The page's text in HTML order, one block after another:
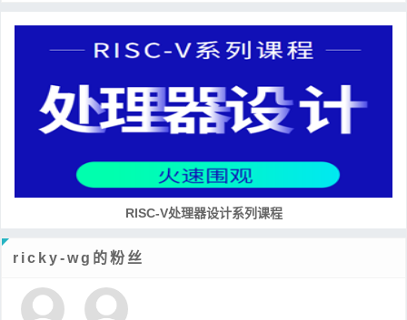
RISC-V处理器设计系列课程
ricky-wg的粉丝